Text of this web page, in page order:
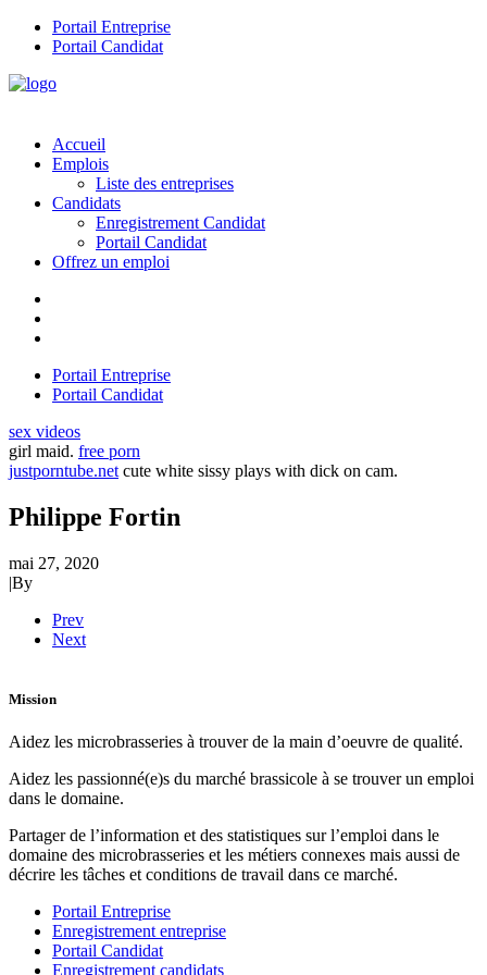
Portail Entreprise
Portail Candidat
Accueil
Emplois
Liste des entreprises
Candidats
Enregistrement Candidat
Portail Candidat
Offrez un emploi
Portail Entreprise
Portail Candidat
sex videos
girl maid. free porn
justporntube.net cute white sissy plays with dick on cam.
Philippe Fortin
mai 27, 2020
|By
Prev
Next
Mission
Aidez les microbrasseries à trouver de la main d’oeuvre de qualité.
Aidez les passionné(e)s du marché brassicole à se trouver un emploi
dans le domaine.
Partager de l’information et des statistiques sur l’emploi dans le
domaine des microbrasseries et les métiers connexes mais aussi de
décrire les tâches et conditions de travail dans ce marché.
Portail Entreprise
Enregistrement entreprise
Portail Candidat
Enregistrement candidats